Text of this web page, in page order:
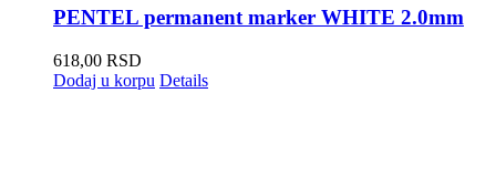
PENTEL permanent marker WHITE 2.0mm
618,00 RSD
Dodaj u korpu Details